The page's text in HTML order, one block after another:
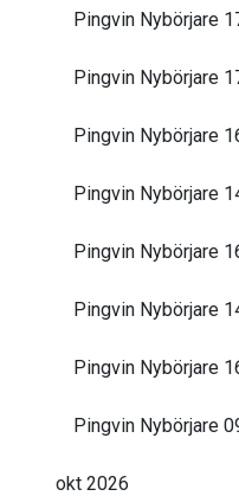
Pingvin Nybörjare
Pingvin Nybörjare
Pingvin Nybörjare
Pingvin Nybörjare
Pingvin Nybörjare
Pingvin Nybörjare
Pingvin Nybörjare
Pingvin Nybörjare
okt 2026